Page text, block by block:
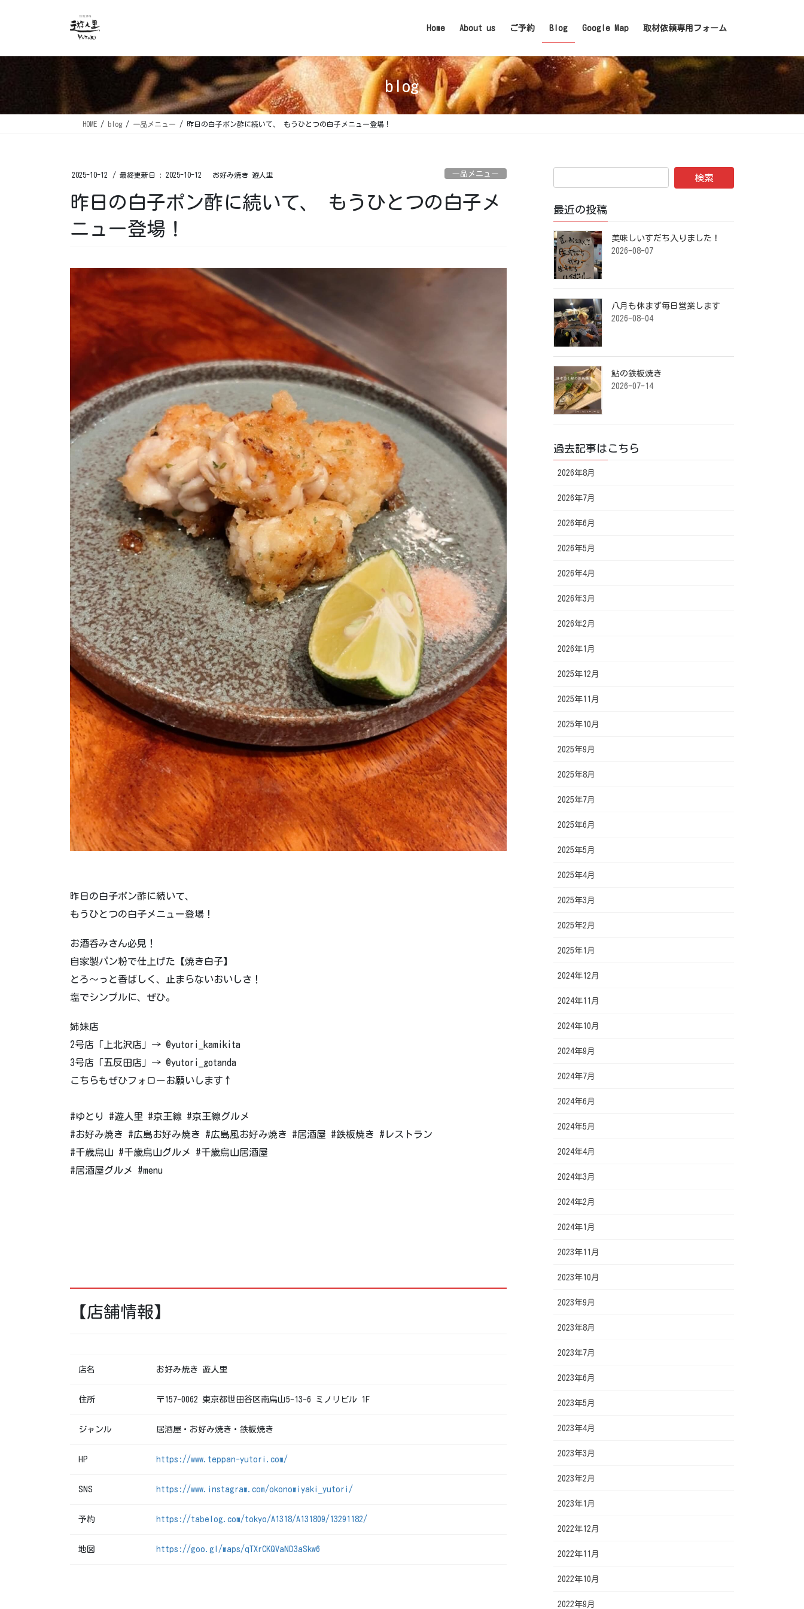
Home About us ご予約 Blog Google Map 取材依頼専用フォーム
blog
HOME blog 一品メニュー 昨日の白子ポン酢に続いて、 もうひとつの白子メニュー登場！
2025-10-12 / 最終更新日 : 2025-10-12 お好み焼き 遊人里 一品メニュー
昨日の白子ポン酢に続いて、 もうひとつの白子メ
ニュー登場！
昨日の白子ポン酢に続いて、
もうひとつの白子メニュー登場！
お酒呑みさん必見！
自家製パン粉で仕上げた【焼き白子】
とろ〜っと香ばしく、止まらないおいしさ！
塩でシンプルに、ぜひ。
姉妹店
2号店「上北沢店」→ @yutori_kamikita
3号店「五反田店」→ @yutori_gotanda
こちらもぜひフォローお願いします↑
#ゆとり #遊人里 #京王線 #京王線グルメ
#お好み焼き #広島お好み焼き #広島風お好み焼き #居酒屋 #鉄板焼き #レストラン
#千歳烏山 #千歳烏山グルメ #千歳烏山居酒屋
#居酒屋グルメ #menu
【店舗情報】
店名 お好み焼き 遊人里
住所 〒157-0062 東京都世田谷区南烏山5-13-6 ミノリビル 1F
ジャンル 居酒屋・お好み焼き・鉄板焼き
HP https://www.teppan-yutori.com/
SNS https://www.instagram.com/okonomiyaki_yutori/
予約 https://tabelog.com/tokyo/A1318/A131809/13291182/
地図 https://goo.gl/maps/qTXrCKQVaND3aSkw6
最近の投稿
美味しいすだち入りました！ ⁡
2026-08-07
八月も休まず毎日営業します️ ⁡
2026-08-04
鮎の鉄板焼き ⁡
2026-07-14
過去記事はこちら
2026年8月
2026年7月
2026年6月
2026年5月
2026年4月
2026年3月
2026年2月
2026年1月
2025年12月
2025年11月
2025年10月
2025年9月
2025年8月
2025年7月
2025年6月
2025年5月
2025年4月
2025年3月
2025年2月
2025年1月
2024年12月
2024年11月
2024年10月
2024年9月
2024年7月
2024年6月
2024年5月
2024年4月
2024年3月
2024年2月
2024年1月
2023年11月
2023年10月
2023年9月
2023年8月
2023年7月
2023年6月
2023年5月
2023年4月
2023年3月
2023年2月
2023年1月
2022年12月
2022年11月
2022年10月
2022年9月